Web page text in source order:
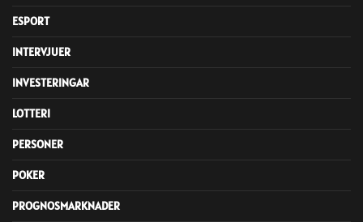
ESPORT
INTERVJUER
INVESTERINGAR
LOTTERI
PERSONER
POKER
PROGNOSMARKNADER